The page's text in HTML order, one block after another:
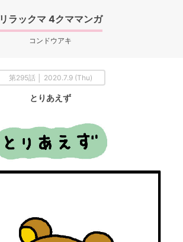
リラックマ 4クママンガ
コンドウアキ
第295話 │ 2020.7.9 (Thu)
とりあえず